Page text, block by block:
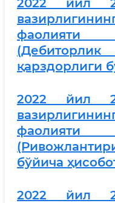
2022 йил
фаолияти
қарздорлиги
2022 йил
фаолияти
бўйича
2022 йил